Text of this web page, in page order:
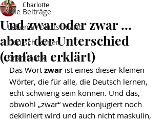
Alle Beiträge
Leben in Deutschland
Deutsch lernen
Grammatik
Und zwar oder zwar …
aber: der Unterschied
(einfach erklärt)
Charlotte
Das Wort zwar ist eines dieser kleinen
Wörter, die für alle, die Deutsch lernen,
echt schwierig sein können. Und das,
obwohl „zwar“ weder konjugiert noch
dekliniert wird und auch nicht maskulin,